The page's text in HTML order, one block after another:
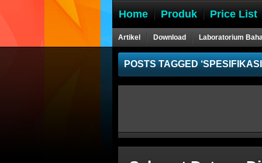
Home Produk Price List
Artikel Download Laboratorium
POSTS TAGGED